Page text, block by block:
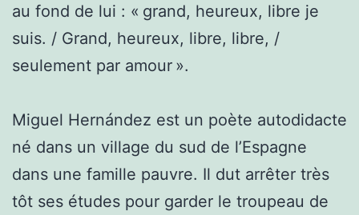
au fond de lui : « grand, heureux, libre je
suis. / Grand, heureux, libre, libre, /
seulement par amour ».
Miguel Hernández est un poète autodidacte
né dans un village du sud de l’Espagne
dans une famille pauvre. Il dut arrêter très
tôt ses études pour garder le troupeau de